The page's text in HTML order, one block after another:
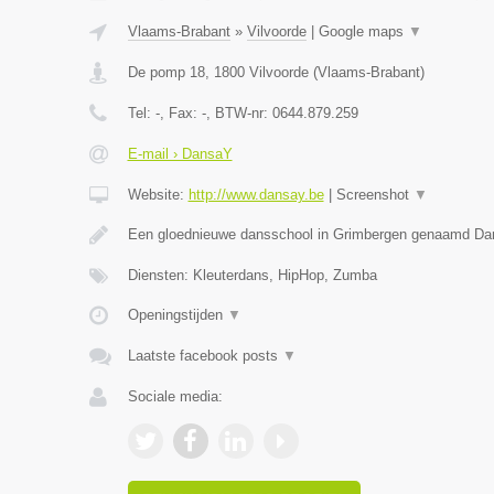
Vlaams-Brabant» Vilvoorde| Google maps ▼
De pomp 18, 1800 Vilvoorde(Vlaams-Brabant)
Tel: -, Fax: -, BTW-nr: 0644.879.259
E-mail › DansaY
Website: http://www.dansay.be| Screenshot ▼
Een gloednieuwe dansschool in Grimbergen genaamd
Diensten: Kleuterdans, HipHop, Zumba
Openingstijden ▼
Laatste facebook posts ▼
Sociale media: